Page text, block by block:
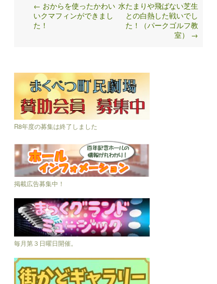
Post
navigation
← おからを使ったかわい
いクマフィンができまし
た！
水たまりや飛ばない芝生
との白熱した戦いでし
た！（パークゴルフ教
室）
→
R8年度の募集は終了しました
掲載広告募集中！
毎月第３日曜日開催。